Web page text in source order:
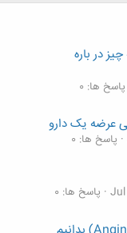
در باره
پاسخ ها: 0
عرضه یک دارو
پاسخ ها: 0
Jul پاسخ ها: 0